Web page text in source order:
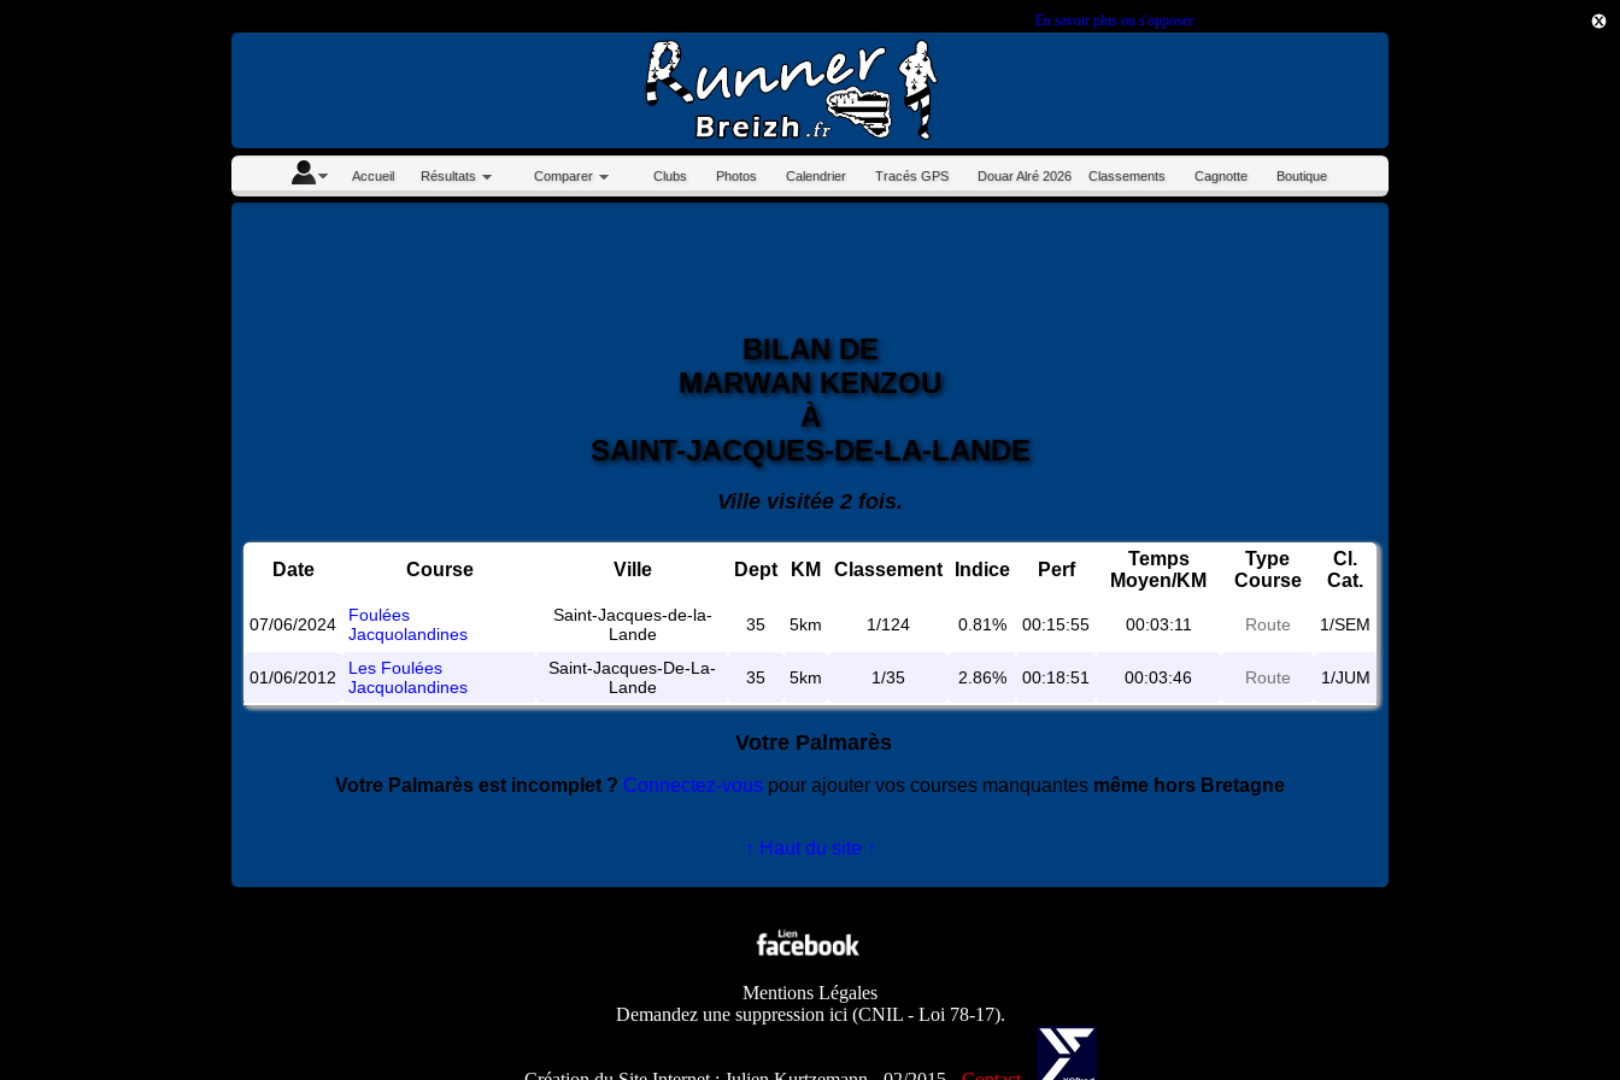
En savoir plus ou s'opposer.
Accueil Résultats Comparer Clubs Photos Calendrier Tracés GPS Douar Alré 2026 Classements Cagnotte Boutique
BILAN DE
MARWAN KENZOU
À
SAINT-JACQUES-DE-LA-LANDE
Ville visitée 2 fois.
Date Course Ville Dept KM Classement Indice Perf
Temps
Moyen/KM
Type
Course
Cl.
Cat.
07/06/2024
Foulées
Jacquolandines
Saint-Jacques-de-la-
Lande
35 5km 1/124 0.81% 00:15:55 00:03:11 Route 1/SEM
01/06/2012
Les Foulées
Jacquolandines
Saint-Jacques-De-La-
Lande
35 5km 1/35 2.86% 00:18:51 00:03:46 Route 1/JUM
Votre Palmarès
Votre Palmarès est incomplet ? Connectez-vous pour ajouter vos courses manquantes même hors Bretagne
↑ Haut du site ↑
Mentions Légales
Demandez une suppression ici (CNIL - Loi 78-17).